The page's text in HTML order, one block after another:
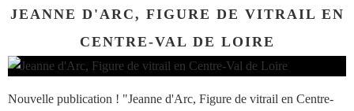
JEANNE D'ARC, FIGURE DE VITRAIL EN
CENTRE-VAL DE LOIRE
Nouvelle publication ! "Jeanne d'Arc, Figure de vitrail en Centre-